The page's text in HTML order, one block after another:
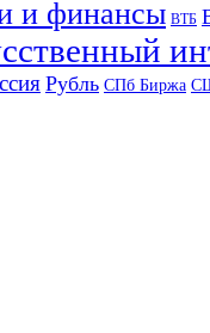
и финансы ВТБ
Рубль СПб Биржа